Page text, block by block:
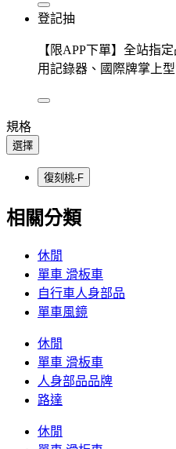
登記抽
【限APP下單】全站指
用記錄器、國際牌掌上
規格
選擇
復刻桃-F
相關分類
休閒
單車 滑板車
自行車人身部品
單車風鏡
休閒
單車 滑板車
人身部品品牌
路達
休閒